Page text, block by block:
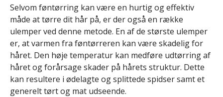
Selvom føntørring kan være en hurtig og effektiv
måde at tørre dit hår på, er der også en række
ulemper ved denne metode. En af de største ulemper
er, at varmen fra føntørreren kan være skadelig for
håret. Den høje temperatur kan medføre udtørring af
håret og forårsage skader på hårets struktur. Dette
kan resultere i ødelagte og splittede spidser samt et
generelt tørt og mat udseende.